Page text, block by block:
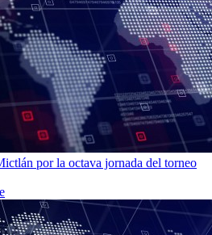
por la octava jornada del torneo